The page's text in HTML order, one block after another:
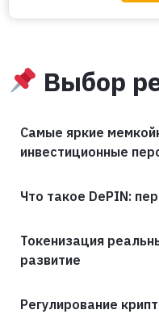
Выбор
Самые яркие
инвестиционные
Что такое DePIN:
Токенизация
развитие
Регулирование